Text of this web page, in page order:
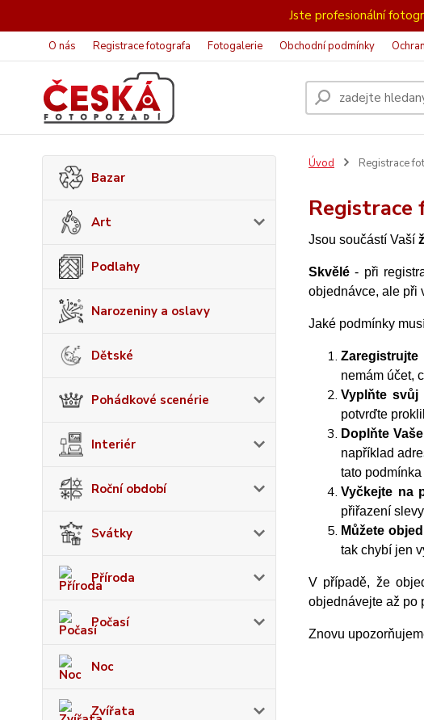
Jste profesionální
O nás Registrace fotografa Fotogalerie Obchodní podmínky
Bazar
Art
Podlahy
Narozeniny a oslavy
Dětské
Pohádkové scenérie
Interiér
Roční období
Svátky
Příroda
Počasí
Noc
Zvířata
Úvod Registrace
Jsou součástí Vaší
Skvělé- při
objednávce, ale při
Jaké podmínky
Zaregistrujte
nemám účet,
Vyplňte svůj
potvrďte
Doplňte
například
tato
Vyčkejte na
přiřazení
Můžete
tak chybí jen
V případě, že
objednávejte až po
Znovu